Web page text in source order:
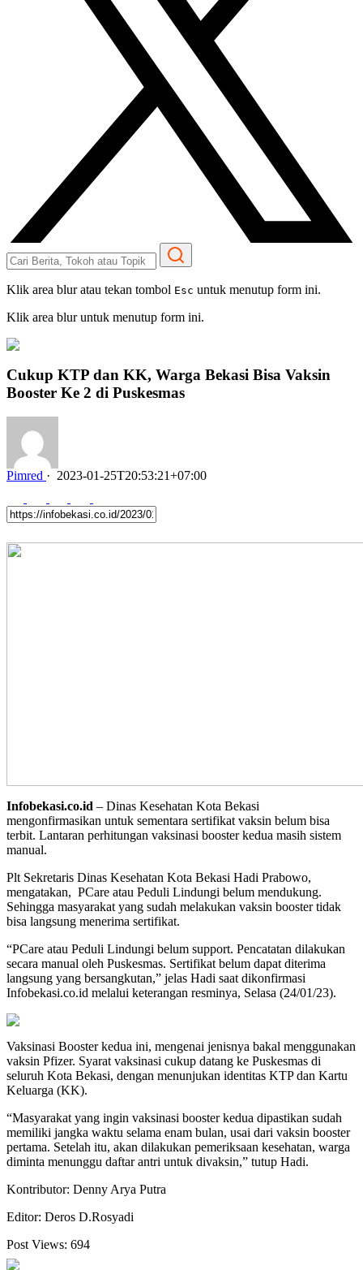
Klik area blur atau tekan tombol Esc untuk menutup form ini.
Klik area blur untuk menutup form ini.
Cukup KTP dan KK, Warga Bekasi Bisa Vaksin
Booster Ke 2 di Puskesmas
Pimred · 2023-01-25T20:53:21+07:00
Infobekasi.co.id – Dinas Kesehatan Kota Bekasi
mengonfirmasikan untuk sementara sertifikat vaksin belum bisa
terbit. Lantaran perhitungan vaksinasi booster kedua masih sistem
manual.
Plt Sekretaris Dinas Kesehatan Kota Bekasi Hadi Prabowo,
mengatakan, PCare atau Peduli Lindungi belum mendukung.
Sehingga masyarakat yang sudah melakukan vaksin booster tidak
bisa langsung menerima sertifikat.
“PCare atau Peduli Lindungi belum support. Pencatatan dilakukan
secara manual oleh Puskesmas. Sertifikat belum dapat diterima
langsung yang bersangkutan,” jelas Hadi saat dikonfirmasi
Infobekasi.co.id melalui keterangan resminya, Selasa (24/01/23).
Vaksinasi Booster kedua ini, mengenai jenisnya bakal menggunakan
vaksin Pfizer. Syarat vaksinasi cukup datang ke Puskesmas di
seluruh Kota Bekasi, dengan menunjukan identitas KTP dan Kartu
Keluarga (KK).
“Masyarakat yang ingin vaksinasi booster kedua dipastikan sudah
memiliki jangka waktu selama enam bulan, usai dari vaksin booster
pertama. Setelah itu, akan dilakukan pemeriksaan kesehatan, warga
diminta menunggu daftar antri untuk divaksin,” tutup Hadi.
Kontributor: Denny Arya Putra
Editor: Deros D.Rosyadi
Post Views: 694